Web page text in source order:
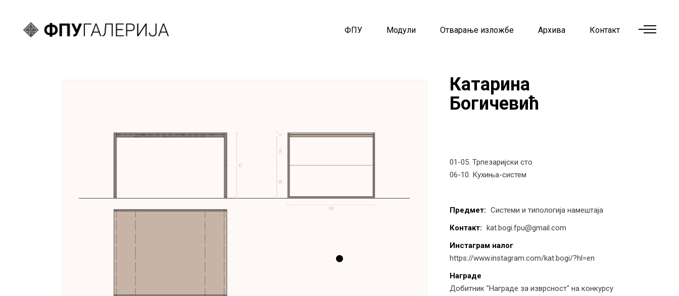
ФПУ Модули Отварање изложбе Архива Контакт
Катарина
Богичевић
01-05. Трпезаријски сто
06-10. Кухиња-систем
Предмет: Системи и типологија намештаја
Контакт: kat.bogi.fpu@gmail.com
Инстаграм налог
https://www.instagram.com/kat.bogi/?hl=en
Награде
Добитник "Награде за изврсност" на конкурсу